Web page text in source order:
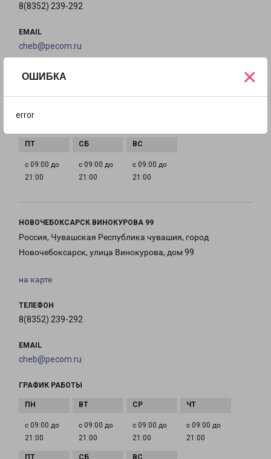
ОШИБКА
error
×
8(8352) 239-292
EMAIL
cheb@pecom.ru
ГРАФИК РАБОТЫ
с 09:00 до
с 09:00 до
21:00
с 09:00 до
21:00
с 09:00 до
21:00
НОВОЧЕБОКСАРСК ВИНОКУРОВА 99
Россия, Чувашская Республика чувашия, город
Новочебоксарск, улица Винокурова, дом 99
на карте
ТЕЛЕФОН
8(8352) 239-292
EMAIL
cheb@pecom.ru
ГРАФИК РАБОТЫ
с 09:00 до
21:00
с 09:00 до
21:00
с 09:00 до
21:00
с 09:00 до
21:00